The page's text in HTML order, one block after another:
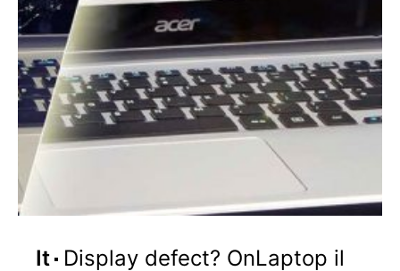
It Display defect? OnLaptop il